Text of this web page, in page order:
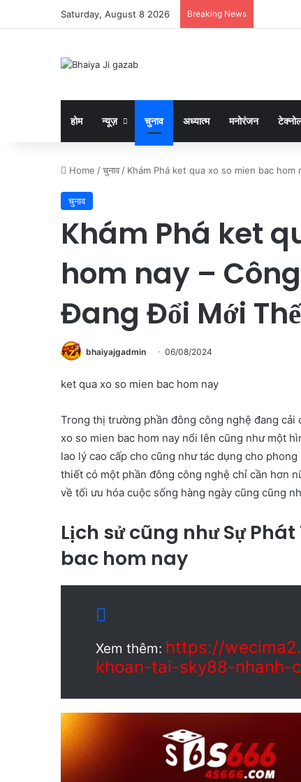
Saturday, August 8 2026 Breaking News
होम न्यूज़ चुनाव अध्यात्म मनोरंजन
Home /चुनाव / Khám Phá ket qua xo so mien bac
चुनाव
Khám Phá ket
hom nay –
Đang Đổi Mới
bhaiyajgadmin 06/08/2024
ket qua xo so mien bac hom nay
Trong thị trường phần đông công nghệ đang
xo so mien bac hom nay nổi lên cũng như một
lao lý cao cấp cho cũng như tác dụng cho
thiết có một phần đông công nghệ chỉ cần hơn
về tối ưu hóa cuộc sống hàng ngày cũng cũng
Lịch sử cũng như Sự
bac hom nay
Xem thêm: https://
khoan-tai-sky88-nhanh-